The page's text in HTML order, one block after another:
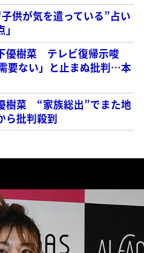
供が気を遣っている”占い
優樹菜 テレビ復帰示唆
要ない」と止まぬ批判…本
樹菜 “家族総出”でまた地
ら批判殺到